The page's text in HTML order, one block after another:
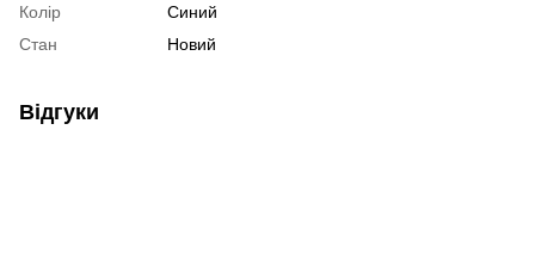
Колір
Синий
Стан
Новий
Відгуки